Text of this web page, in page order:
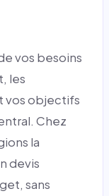
vos besoins
les
vos objectifs
Chez
la
devis
sans